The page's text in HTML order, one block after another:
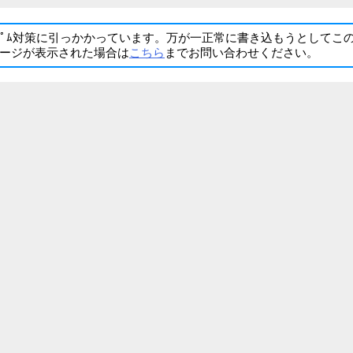
ﾑ対策に引っかかっています。万が一正常に書き込もうとしてこ
ジが表示された場合はこちら までお問い合わせください。